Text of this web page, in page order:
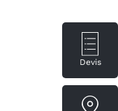
Devis